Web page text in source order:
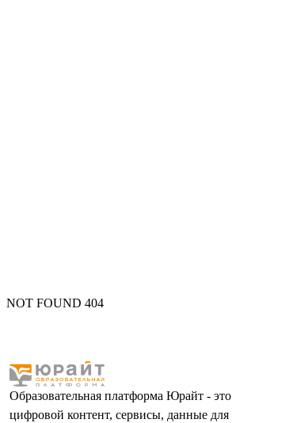
NOT FOUND 404
Образовательная платформа Юрайт - это
цифровой контент, сервисы, данные для